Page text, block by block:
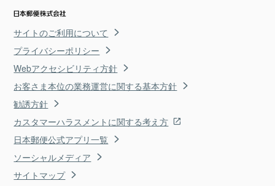
サイトのご利用について
プライバシーポリシー
Webアクセシビリティ方針
お客さま本位の業務運営に関する基本方針
勧誘方針
カスタマーハラスメントに関する考え方
日本郵便公式アプリ一覧
ソーシャルメディア
サイトマップ